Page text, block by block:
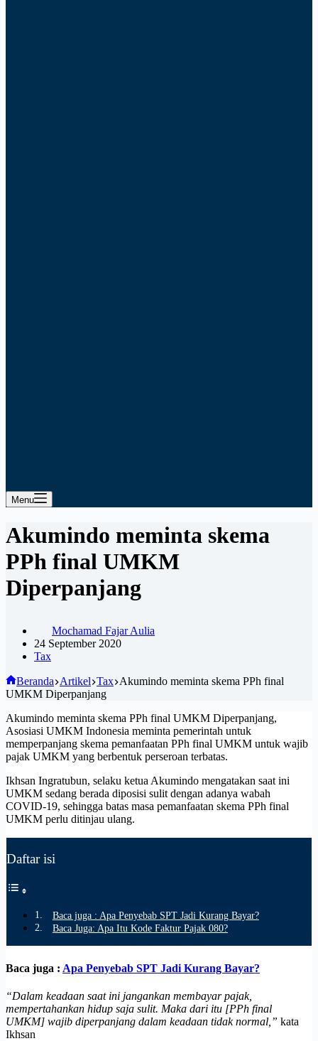
Menu
Akumindo meminta skema
PPh final UMKM
Diperpanjang
Mochamad Fajar Aulia
24 September 2020
Tax
Beranda Artikel Tax Akumindo meminta skema PPh final
UMKM Diperpanjang
Akumindo meminta skema PPh final UMKM Diperpanjang,
Asosiasi UMKM Indonesia meminta pemerintah untuk
memperpanjang skema pemanfaatan PPh final UMKM untuk wajib
pajak UMKM yang berbentuk perseroan terbatas.
Ikhsan Ingratubun, selaku ketua Akumindo mengatakan saat ini
UMKM sedang berada diposisi sulit dengan adanya wabah
COVID-19, sehingga batas masa pemanfaatan skema PPh final
UMKM perlu ditinjau ulang.
Daftar isi
Baca juga : Apa Penyebab SPT Jadi Kurang Bayar?
Baca Juga: Apa Itu Kode Faktur Pajak 080?
Baca juga : Apa Penyebab SPT Jadi Kurang Bayar?
“Dalam keadaan saat ini jangankan membayar pajak,
mempertahankan hidup saja sulit. Maka dari itu [PPh final
UMKM] wajib diperpanjang dalam keadaan tidak normal,” kata
Ikhsan